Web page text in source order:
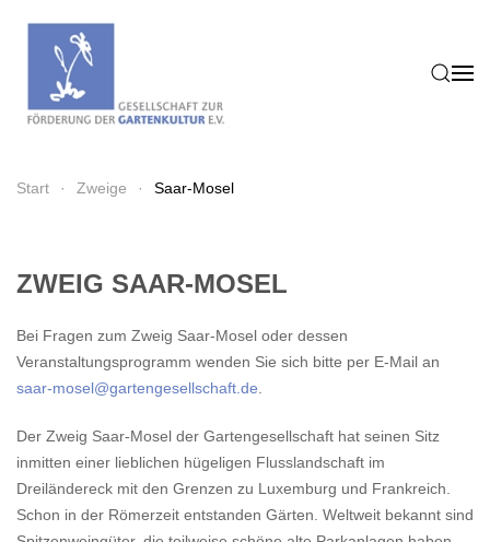
Zum Hauptinhalt springen
Start Zweige Saar-Mosel
ZWEIG SAAR-MOSEL
Bei Fragen zum Zweig Saar-Mosel oder dessen
Veranstaltungsprogramm wenden Sie sich bitte per E-Mail an
saar-mosel@gartengesellschaft.de
Der Zweig Saar-Mosel der Gartengesellschaft hat seinen Sitz
inmitten einer lieblichen hügeligen Flusslandschaft im
Dreiländereck mit den Grenzen zu Luxemburg und Frankreich.
Schon in der Römerzeit entstanden Gärten. Weltweit bekannt sind